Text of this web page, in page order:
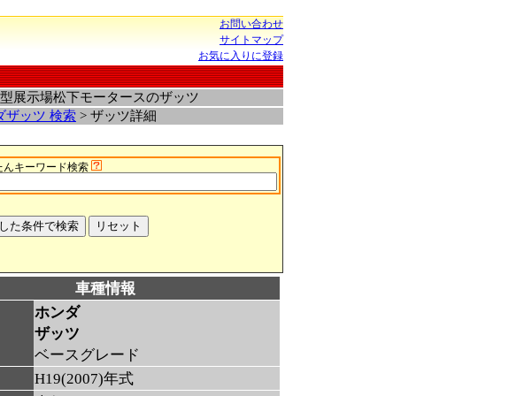
お問い合わせ
サイトマップ
お気に入りに登録
展示場松下モータースのザッツ
ザッツ 検索 > ザッツ詳細
んキーワード検索
車種情報
ホンダ
ザッツ
ベースグレード
H19(2007)年式